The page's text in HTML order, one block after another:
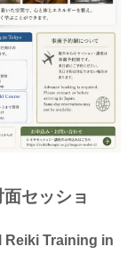
セッショ
Reiki Training in